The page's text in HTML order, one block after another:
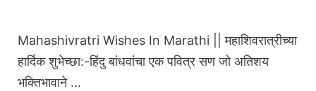
Mahashivratri Wishes In Marathi || महाशिवरात्रीच्या
हार्दिक शुभेच्छा:-हिंदु बांधवांचा एक पवित्र सण जो अतिशय
भक्तिभावाने …